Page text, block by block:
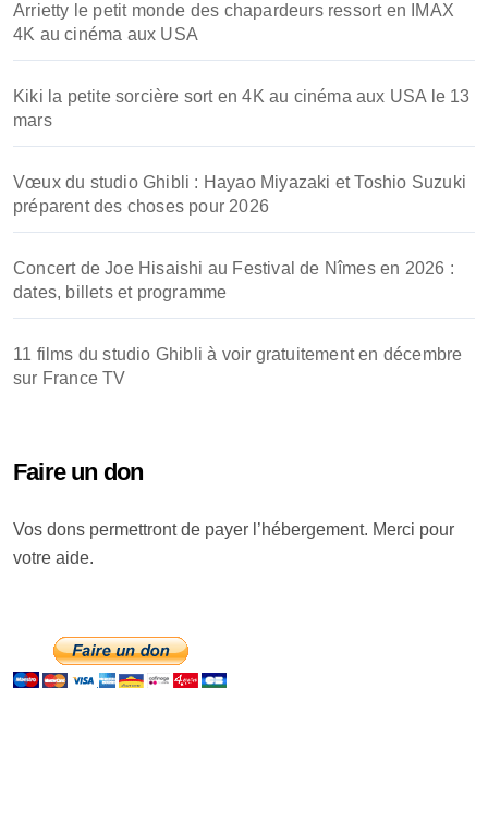
Arrietty le petit monde des chapardeurs ressort en IMAX
4K au cinéma aux USA
Kiki la petite sorcière sort en 4K au cinéma aux USA le 13
mars
Vœux du studio Ghibli : Hayao Miyazaki et Toshio Suzuki
préparent des choses pour 2026
Concert de Joe Hisaishi au Festival de Nîmes en 2026 :
dates, billets et programme
11 films du studio Ghibli à voir gratuitement en décembre
sur France TV
Faire un don
Vos dons permettront de payer l’hébergement. Merci pour
votre aide.